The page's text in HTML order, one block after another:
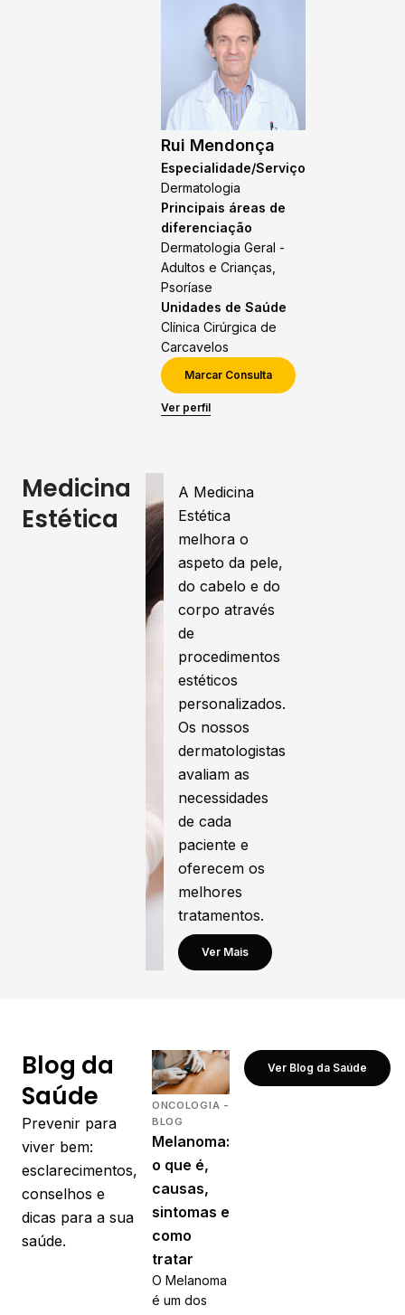
Rui Mendonça
Especialidade/Serviço
Dermatologia
Principais áreas de
diferenciação
Dermatologia Geral -
Adultos e Crianças,
Psoríase
Unidades de Saúde
Clínica Cirúrgica de
Carcavelos
Marcar Consulta
Ver perfil
Medicina
Estética
A Medicina
Estética
melhora o
aspeto da pele,
do cabelo e do
corpo através
de
procedimentos
estéticos
personalizados.
Os nossos
dermatologistas
avaliam as
necessidades
de cada
paciente e
oferecem os
melhores
tratamentos.
Ver Mais
Blog da
Saúde
Prevenir para
viver bem:
esclarecimentos,
conselhos e
dicas para a sua
saúde.
ONCOLOGIA -
BLOG
Melanoma:
o que é,
causas,
sintomas e
como
tratar
O Melanoma
é um dos
Ver Blog da Saúde